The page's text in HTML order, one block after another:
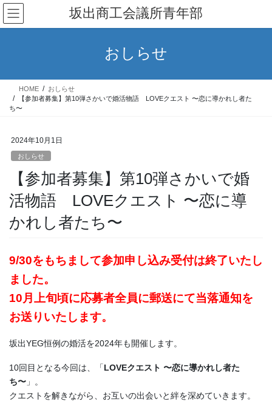
コ
ン
テ
ス
ナ
ビ
ゲ
ン
坂出商工会議所青年部
おしらせ
HOME
おしらせ
【参加者募集】第10弾さかいで婚活物語 LOVEクエスト 〜恋に導かれし者た
ち〜
2024年10月1日
おしらせ
【参加者募集】第10弾さかいで婚
活物語 LOVEクエスト 〜恋に導
かれし者たち〜
9/30をもちまして参加申し込み受付は終了いたし
ました。
10月上旬頃に応募者全員に郵送にて当落通知を
お送りいたします。
坂出YEG恒例の婚活を2024年も開催します。
10回目となる今回は、「LOVEクエスト 〜恋に導かれし者た
ち〜 」。
クエストを解きながら、お互いの出会いと絆を深めていきます。